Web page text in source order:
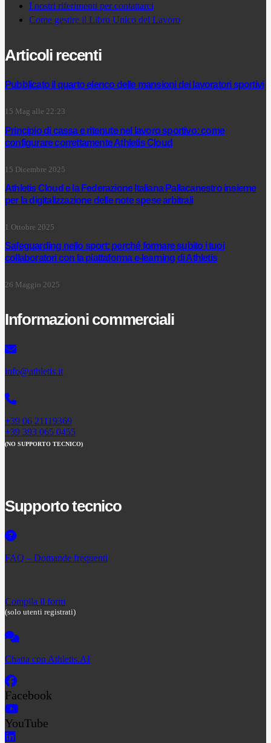
I nostri riferimenti per contattarci
Come gestire il Libro Unico del Lavoro
Articoli recenti
Pubblicato il quarto elenco delle mansioni dei lavoratori sportivi
15 Mag alle 22:23
Principio di cassa e ritenute nel lavoro sportivo: come
configurare correttamente Athletis Cloud
15 Dicembre 2025
Athletis Cloud e la Federazione Italiana Pallacanestro insieme
per la digitalizzazione delle note spese arbitrali
1 Ottobre 2025
Safeguarding nello sport: perché formare subito i tuoi
collaboratori con la piattaforma e-learning di Athletis
26 Maggio 2025
Informazioni commerciali
info@athletis.it
+39 06 21119369
+39 393 065 0455
(NO SUPPORTO TECNICO)
Supporto tecnico
FAQ – Domande frequenti
Compila il form
(solo utenti registrati)
Chatta con Athletis.AI
Facebook
YouTube